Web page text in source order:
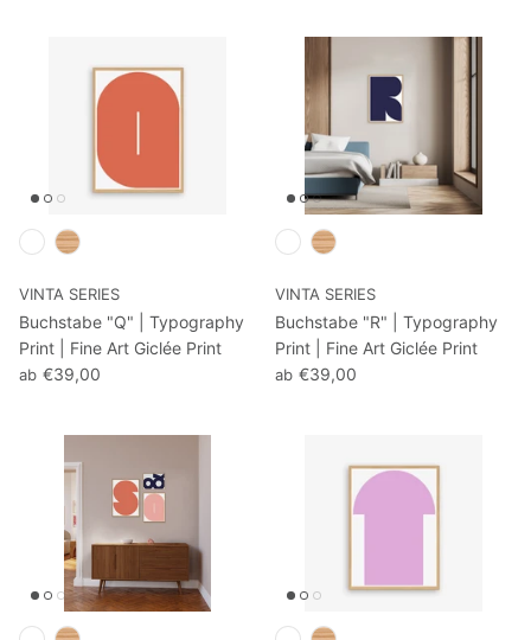
VINTA SERIES
Buchstabe "Q" | Typography
Print | Fine Art Giclée Print
ab €39,00
VINTA SERIES
Buchstabe "R" | Typography
Print | Fine Art Giclée Print
ab €39,00